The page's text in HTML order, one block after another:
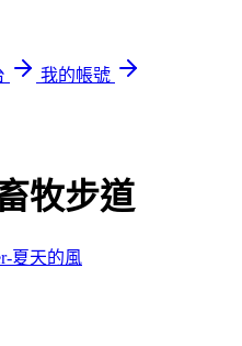
我的帳號
牧步道
夏天的風